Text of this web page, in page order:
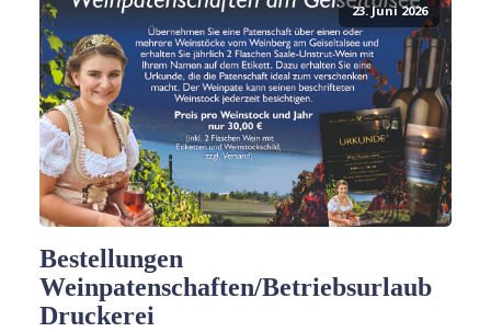
23. Juni 2026
Bestellungen
Weinpatenschaften/Betriebsurlaub
Druckerei